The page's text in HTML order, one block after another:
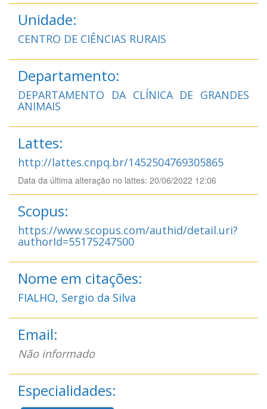
Unidade:
CENTRO DE CIÊNCIAS RURAIS
Departamento:
DEPARTAMENTO DA CLÍNICA DE GRANDES
ANIMAIS
Lattes:
http://lattes.cnpq.br/1452504769305865
Data da última alteração no lattes: 20/06/2022 12:06
Scopus:
https://www.scopus.com/authid/detail.uri?
authorId=55175247500
Nome em citações:
FIALHO, Sergio da Silva
Email:
Não informado
Especialidades: